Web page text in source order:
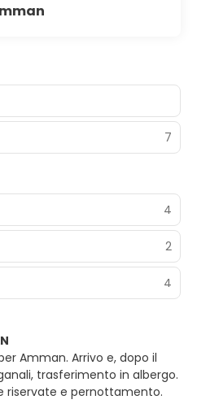
7
4
2
4
Amman. Arrivo e, dopo il
trasferimento in albergo.
riservate e pernottamento.